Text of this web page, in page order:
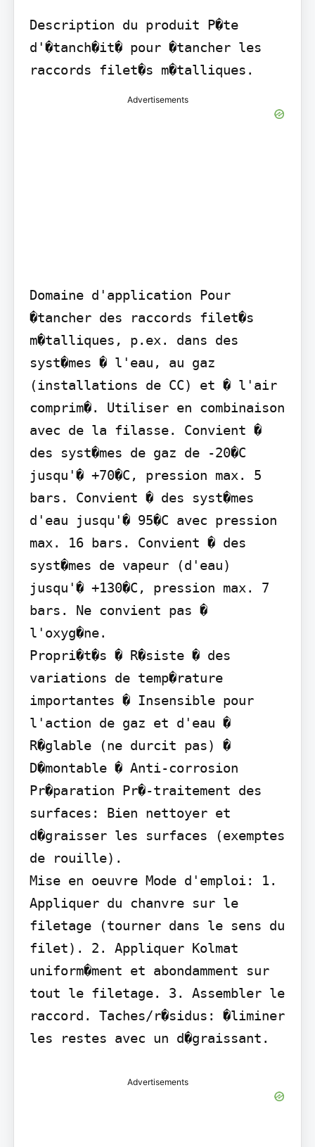
Description du produit P�te
d'�tanch�it� pour �tancher les
raccords filet�s m�talliques.
Advertisements
Domaine d'application Pour
�tancher des raccords filet�s
m�talliques, p.ex. dans des
syst�mes � l'eau, au gaz
(installations de CC) et � l'air
comprim�. Utiliser en combinaison
avec de la filasse. Convient �
des syst�mes de gaz de -20�C
jusqu'� +70�C, pression max. 5
bars. Convient � des syst�mes
d'eau jusqu'� 95�C avec pression
max. 16 bars. Convient � des
syst�mes de vapeur (d'eau)
jusqu'� +130�C, pression max. 7
bars. Ne convient pas �
l'oxyg�ne.
Propri�t�s � R�siste � des
variations de temp�rature
importantes � Insensible pour
l'action de gaz et d'eau �
R�glable (ne durcit pas) �
D�montable � Anti-corrosion
Pr�paration Pr�-traitement des
surfaces: Bien nettoyer et
d�graisser les surfaces (exemptes
de rouille).
Mise en oeuvre Mode d'emploi: 1.
Appliquer du chanvre sur le
filetage (tourner dans le sens du
filet). 2. Appliquer Kolmat
uniform�ment et abondamment sur
tout le filetage. 3. Assembler le
raccord. Taches/r�sidus: �liminer
les restes avec un d�graissant.
Advertisements